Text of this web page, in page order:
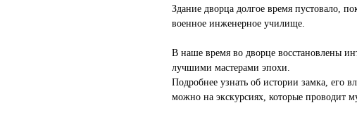
Здание дворца долгое время пустовало,
военное инженерное училище.
В наше время во дворце восстановлены
лучшими мастерами эпохи.
Подробнее узнать об истории замка, его
можно на экскурсиях, которые проводит